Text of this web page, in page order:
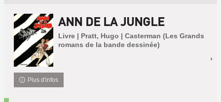
ANN DE LA JUNGLE
Livre | Pratt, Hugo | Casterman (Les Grands
romans de la bande dessinée)
Plus d'infos